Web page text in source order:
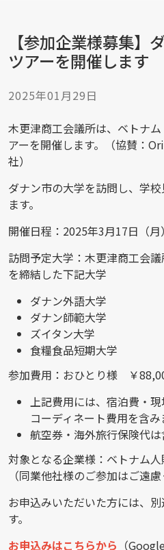
Orient
Human
Design
Incorporated
【参加企業様募集】
ツアーを開催します
2025年01月29日
木更津商工会議所は、ベトナ
アーを開催します。（協賛：
社）
ダナン市の大学を訪問し、学
ます。
開催日程：2025年3月17日（月
訪問予定大学：木更津商工会
を締結した下記大学
ダナン外語大学
ダナン師範大学
ズイタン大学
食糧食品短期大学
参加費用：おひとり様 ￥
上記費用には、宿泊費・
コーディネート費用を含み
航空券・海外旅行保険代は
対象となる企業様：ベトナム
（同業他社様のご参加はご遠慮
お申込みいただいた方には、
す。
お申込みはこちらから （